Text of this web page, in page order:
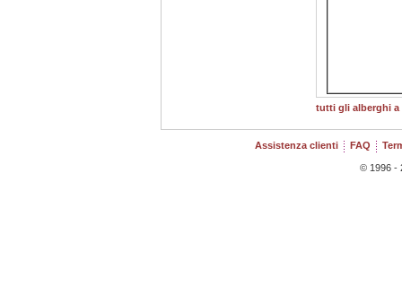
tutti gli alberghi a
Assistenza clienti FAQ
© 1996 -